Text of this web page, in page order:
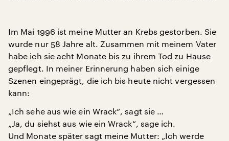
Im Mai 1996 ist meine Mutter an Krebs gestorben. Sie
wurde nur 58 Jahre alt. Zusammen mit meinem Vater
habe ich sie acht Monate bis zu ihrem Tod zu Hause
gepflegt. In meiner Erinnerung haben sich einige
Szenen eingeprägt, die ich bis heute nicht vergessen
kann:
„Ich sehe aus wie ein Wrack“, sagt sie …
„Ja, du siehst aus wie ein Wrack“, sage ich.
Und Monate später sagt meine Mutter: „Ich werde